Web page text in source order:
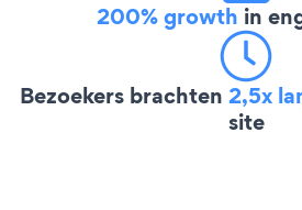
200% growth in
Bezoekers brachten 2,5x
site